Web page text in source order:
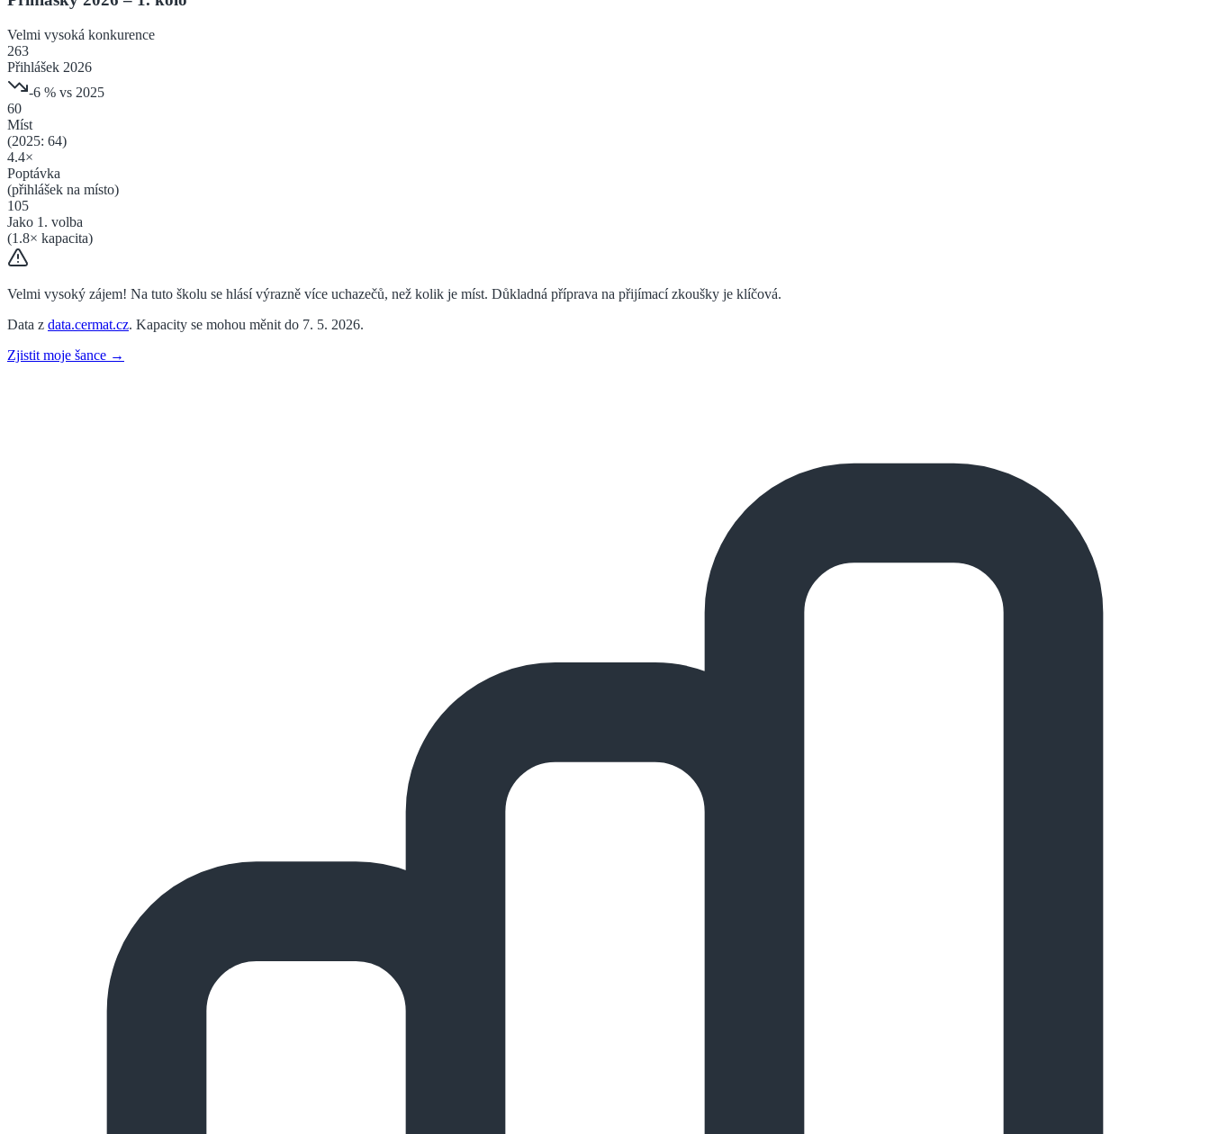
Velmi vysoká konkurence
263
Přihlášek 2026
-6 % vs 2025
60
Míst
(2025: 64)
4.4×
Poptávka
(přihlášek na místo)
105
Jako 1. volba
(1.8× kapacita)
Velmi vysoký zájem! Na tuto školu se hlásí výrazně více uchazečů, než kolik je míst. Důkladná příprava na přijímací zkoušky je klíčová.
Data z data.cermat.cz. Kapacity se mohou měnit do 7. 5. 2026.
Zjistit moje šance →